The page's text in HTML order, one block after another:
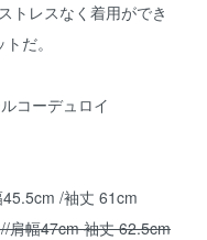
トレスなく着用ができ
だ。
コーデュロイ
/袖丈 61cm
肩幅47cm 袖丈 62.5cm